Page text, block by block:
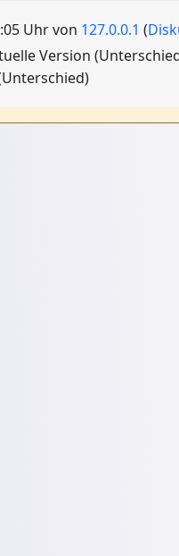
Uhr von 127.0.0.1 (
Version